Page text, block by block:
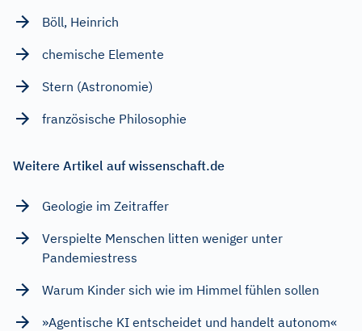
Böll, Heinrich
chemische Elemente
Stern (Astronomie)
französische Philosophie
Weitere Artikel auf wissenschaft.de
Geologie im Zeitraffer
Verspielte Menschen litten weniger unter
Pandemiestress
Warum Kinder sich wie im Himmel fühlen sollen
»Agentische KI entscheidet und handelt autonom«